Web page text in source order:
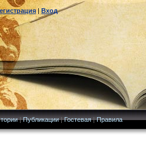
|Вход
|Публикации|Гостевая|Правила